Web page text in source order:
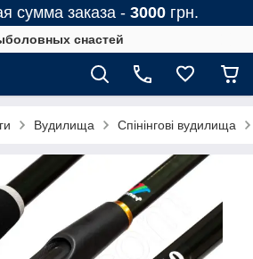
сумма заказа - 3000 грн.
снастей
Вудилища Спінінгові вудилища